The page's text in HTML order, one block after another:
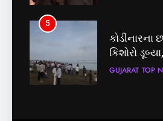
6
પાસપોર્ટ
પોલીસ
GUJARAT TOP
5
કોડીનારના
કિશોરો
લાપતા
GUJARAT TOP